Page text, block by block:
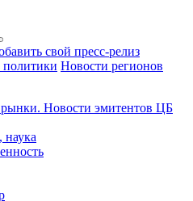
свой пресс-релиз
Новости регионов
Новости эмитентов ЦБ
наука